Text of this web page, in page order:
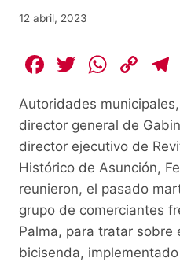
12 abril, 2023
F
c
e
b
o
o
k
T
itt
er
W
at
s
A
p
p
C
p
y
Li
n
k
Autoridades
director general de
director ejecutivo de
Histórico de Asunción,
reunieron, el pasado
grupo de comerciantes
Palma, para tratar sobre
bicisenda,